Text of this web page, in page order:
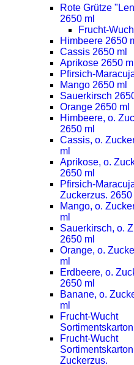
Rote Grütze
2650 ml
Frucht-
Himbeere 2650
Cassis 2650 ml
Aprikose 2650 ml
Pfirsich-
Mango 2650 ml
Sauerkirsch
Orange 2650 ml
Himbeere, o.
2650 ml
Cassis, o.
ml
Aprikose, o.
2650 ml
Pfirsich-
Zuckerzus. 2650
Mango, o.
ml
Sauerkirsch, o.
2650 ml
Orange, o.
ml
Erdbeere, o.
2650 ml
Banane, o.
ml
Frucht-Wucht
Sortimentskarton
Frucht-Wucht
Zuckerzus.